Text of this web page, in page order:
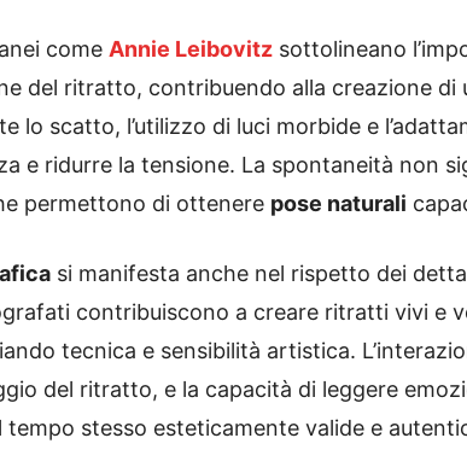
come Annie Leibovitz sottolineano
del ritratto, contribuendo alla creazione di
lo scatto, l’utilizzo di luci morbide e
e ridurre la tensione. La spontaneità non
permettono di ottenere pose naturali
si manifesta anche nel rispetto dei
contribuiscono a creare ritratti vivi e
tecnica e sensibilità artistica.
del ritratto, e la capacità di leggere
tempo stesso esteticamente valide e